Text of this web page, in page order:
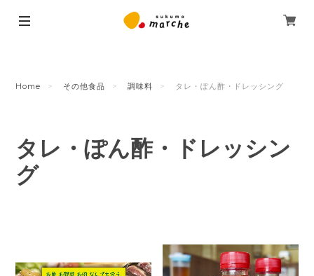
Home その他食品 調味料 タレ・ぽん酢・ドレッシング
タレ・ぽん酢・ドレッシン
グ